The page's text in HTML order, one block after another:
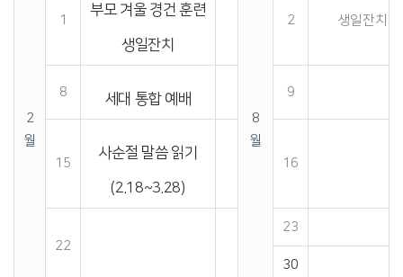
2
월
1
부모 겨울 경건 훈련
생일잔치
8
월
2 생일잔치
8 세대 통합 예배 9
15
사순절 말씀 읽기
(2.18~3.28)
16
22
23
30